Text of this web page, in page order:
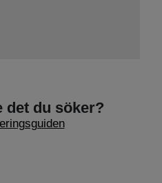
det du söker?